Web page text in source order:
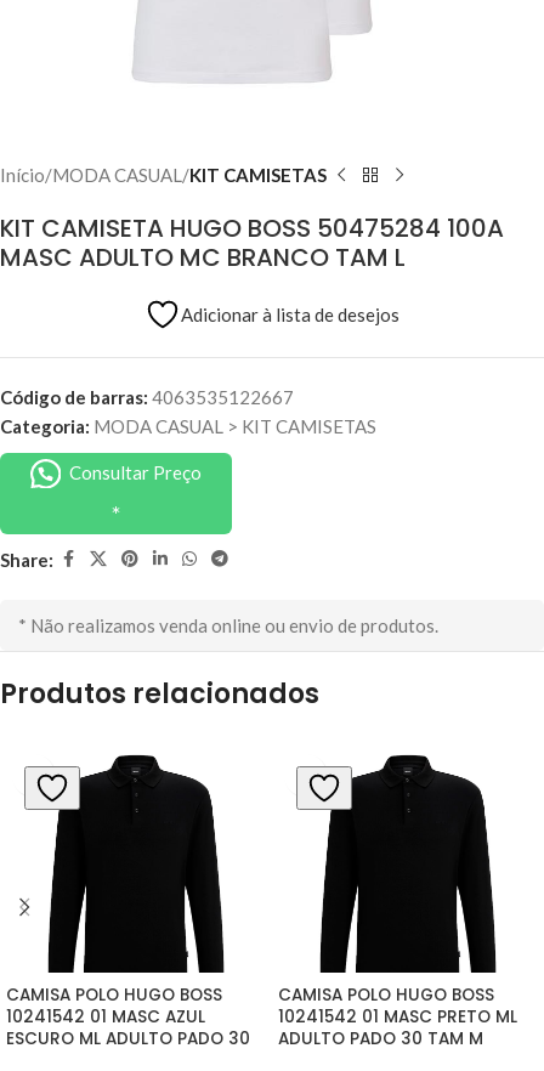
Início MODA CASUAL KIT CAMISETAS
KIT CAMISETA HUGO BOSS 50475284 100A
MASC ADULTO MC BRANCO TAM L
Adicionar à lista de desejos
Código de barras: 4063535122667
Categoria: MODA CASUAL > KIT CAMISETAS
Consultar Preço
Share:
* Não realizamos venda online ou envio de produtos.
Produtos relacionados
CAMISA POLO HUGO BOSS
10241542 01 MASC AZUL
ESCURO ML ADULTO PADO 30
CAMISA POLO HUGO BOSS
10241542 01 MASC PRETO ML
ADULTO PADO 30 TAM M